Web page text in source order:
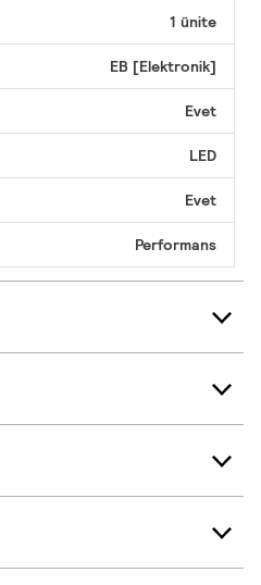
1 ünite
EB [Elektronik]
Evet
LED
Evet
Performans